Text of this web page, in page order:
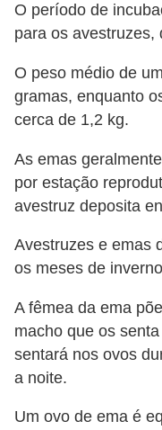
O período de
para os avestruzes,
O peso médio de
gramas, enquanto
cerca de 1,2 kg.
As emas
por estação
avestruz deposita
Avestruzes e emas
os meses de
A fêmea da ema
macho que os
sentará nos ovos
a noite.
Um ovo de ema é
e
s
,
c
a
h
o
r
s
e
c
n